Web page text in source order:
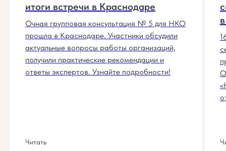
итоги встречи в Краснодаре
Очная групповая консультация № 5 для НКО
прошла в Краснодаре. Участники обсудили
актуальные вопросы работы организаций,
получили практические рекомендации и
ответы экспертов. Узнайте подробности!
Читать